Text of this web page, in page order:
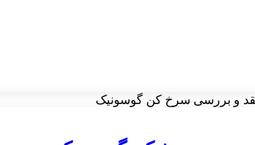
و بررسی سرخ کن گوسونیک